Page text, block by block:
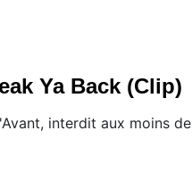
Ya Back (Clip)
interdit aux moins de